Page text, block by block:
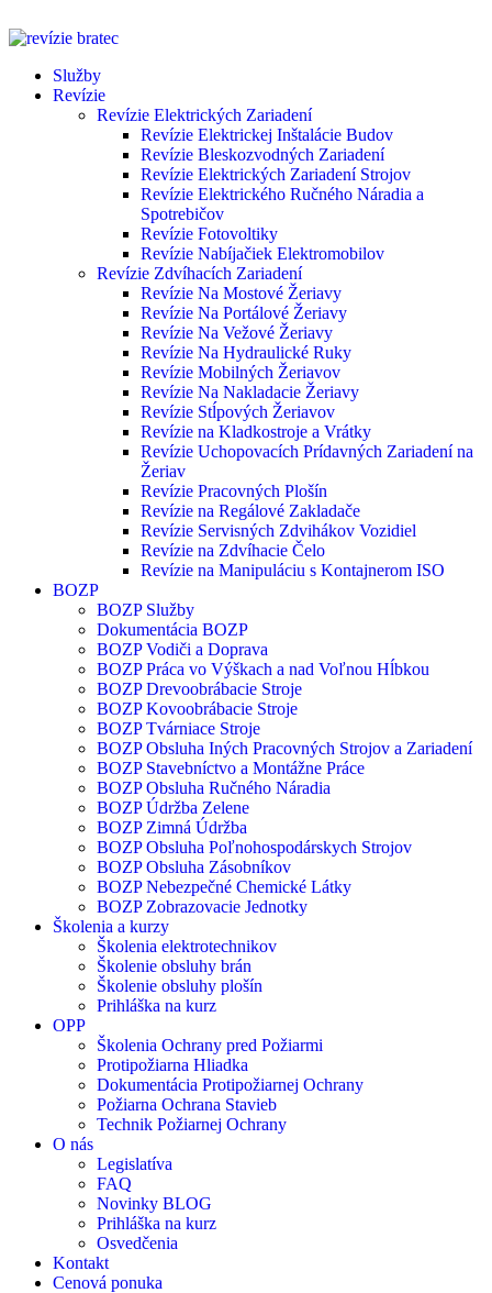
Služby
Revízie
Revízie Elektrických Zariadení
Revízie Elektrickej Inštalácie Budov
Revízie Bleskozvodných Zariadení
Revízie Elektrických Zariadení Strojov
Revízie Elektrického Ručného Náradia a
Spotrebičov
Revízie Fotovoltiky
Revízie Nabíjačiek Elektromobilov
Revízie Zdvíhacích Zariadení
Revízie Na Mostové Žeriavy
Revízie Na Portálové Žeriavy
Revízie Na Vežové Žeriavy
Revízie Na Hydraulické Ruky
Revízie Mobilných Žeriavov
Revízie Na Nakladacie Žeriavy
Revízie Stĺpových Žeriavov
Revízie na Kladkostroje a Vrátky
Revízie Uchopovacích Prídavných Zariadení na
Žeriav
Revízie Pracovných Plošín
Revízie na Regálové Zakladače
Revízie Servisných Zdvihákov Vozidiel
Revízie na Zdvíhacie Čelo
Revízie na Manipuláciu s Kontajnerom ISO
BOZP
BOZP Služby
Dokumentácia BOZP
BOZP Vodiči a Doprava
BOZP Práca vo Výškach a nad Voľnou Hĺbkou
BOZP Drevoobrábacie Stroje
BOZP Kovoobrábacie Stroje
BOZP Tvárniace Stroje
BOZP Obsluha Iných Pracovných Strojov a Zariadení
BOZP Stavebníctvo a Montážne Práce
BOZP Obsluha Ručného Náradia
BOZP Údržba Zelene
BOZP Zimná Údržba
BOZP Obsluha Poľnohospodárskych Strojov
BOZP Obsluha Zásobníkov
BOZP Nebezpečné Chemické Látky
BOZP Zobrazovacie Jednotky
Školenia a kurzy
Školenia elektrotechnikov
Školenie obsluhy brán
Školenie obsluhy plošín
Prihláška na kurz
OPP
Školenia Ochrany pred Požiarmi
Protipožiarna Hliadka
Dokumentácia Protipožiarnej Ochrany
Požiarna Ochrana Stavieb
Technik Požiarnej Ochrany
O nás
Legislatíva
FAQ
Novinky BLOG
Prihláška na kurz
Osvedčenia
Kontakt
Cenová ponuka